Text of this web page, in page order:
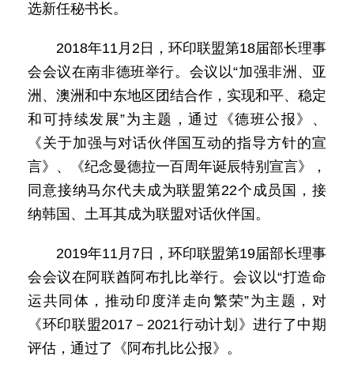
选新任秘书长。
2018年11月2日，环印联盟第18届部长理事
会会议在南非德班举行。会议以“加强非洲、亚
洲、澳洲和中东地区团结合作，实现和平、稳定
和可持续发展”为主题，通过《德班公报》、
《关于加强与对话伙伴国互动的指导方针的宣
言》、《纪念曼德拉一百周年诞辰特别宣言》，
同意接纳马尔代夫成为联盟第22个成员国，接
纳韩国、土耳其成为联盟对话伙伴国。
2019年11月7日，环印联盟第19届部长理事
会会议在阿联酋阿布扎比举行。会议以“打造命
运共同体，推动印度洋走向繁荣”为主题，对
《环印联盟2017－2021行动计划》进行了中期
评估，通过了《阿布扎比公报》。